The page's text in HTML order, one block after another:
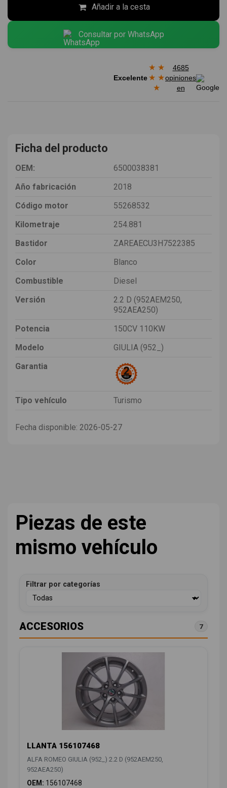
Añadir a la cesta
Consultar por WhatsApp
Excelente
★ ★
★ ★
★
4685
opiniones
en
Ficha del producto
OEM:
6500038381
Año fabricación
2018
Código motor
55268532
Kilometraje
254.881
Bastidor
ZAREAECU3H7522385
Color
Blanco
Combustible
Diesel
Versión
2.2 D (952AEM250,
952AEA250)
Potencia
150CV 110KW
Modelo
GIULIA (952_)
Garantia
Tipo vehículo Turismo
Fecha disponible: 2026-05-27
Piezas de este
mismo vehículo
Filtrar por categorías
ACCESORIOS 7
LLANTA 156107468
ALFA ROMEO GIULIA (952_) 2.2 D (952AEM250,
952AEA250)
OEM: 156107468